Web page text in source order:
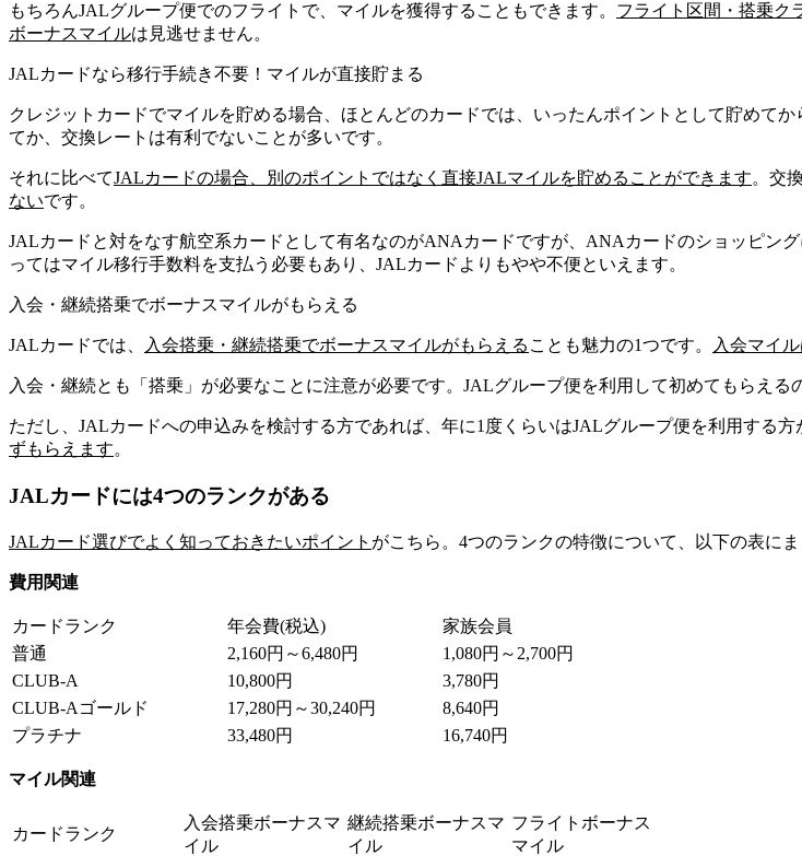
もちろんJALグループ便でのフライトで、マイルを獲得することもできます。 フライト区間・搭乗ク
ボーナスマイルは見逃せません。
JALカードなら移行手続き不要！マイルが直接貯まる
クレジットカードでマイルを貯める場合、ほとんどのカードでは、いったんポイントとして貯めて
てか、交換レートは有利でないことが多いです。
それに比べてJALカードの場合、別のポイントではなく 直接JALマイルを貯めることができます。 交
ないです。
JALカードと対をなす航空系カードとして有名なのがANAカードですが、 ANAカードのショッピン
ってはマイル移行手数料を支払う必要もあり、JALカードよりもやや不便といえます。
入会・継続搭乗でボーナスマイルがもらえる
JALカードでは、 入会搭乗・継続搭乗でボーナスマイルがもらえる ことも魅力の1つです。 入会マイ
入会・継続とも「搭乗」が必要なことに注意が必要です。 JALグループ便を利用 して初めてもらえる
ただし、JALカードへの申込みを検討する方であれば、年に1度くらいはJALグループ便を利用する方
ずもらえます。
JALカードには4つのランクがある
JALカード選びでよく知っておきたいポイント がこちら。4つのランクの特徴について、以下の表にま
費用関連
カードランク 年会費(税込)
家族会員
普通
2,160円～6,480円
1,080円～2,700円
CLUB-A
10,800円
3,780円
CLUB-Aゴールド
17,280円～30,240円
8,640円
プラチナ
33,480円 16,740円
マイル関連
カードランク
入会搭乗ボーナスマ
イル
継続搭乗ボーナスマ
イル
フライトボーナス
マイル